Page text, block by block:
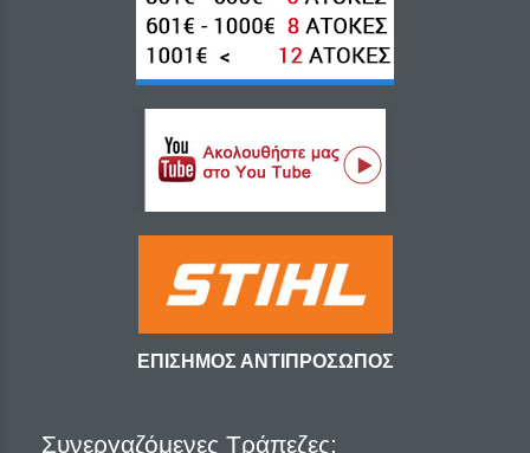
ΕΠΙΣΗΜΟΣ ΑΝΤΙΠΡΟΣΩΠΟΣ
Συνεργαζόμενες Τράπεζες: